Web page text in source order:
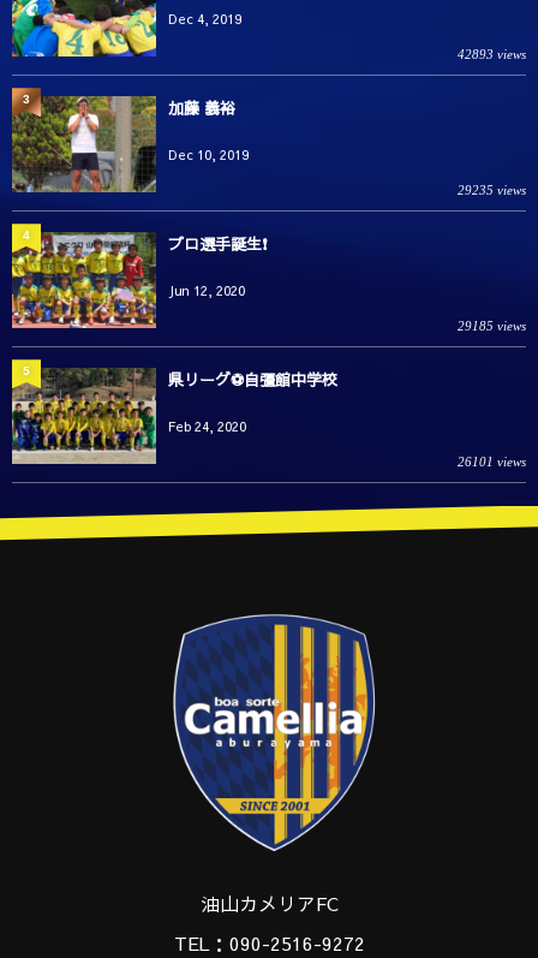
Dec 4, 2019
42893 views
加藤 義裕
Dec 10, 2019
29235 views
3
プロ選手誕生❗️
Jun 12, 2020
29185 views
4
県リーグ⚽️自彊館中学校
Feb 24, 2020
26101 views
5
油山カメリアFC
TEL：090-2516-9272